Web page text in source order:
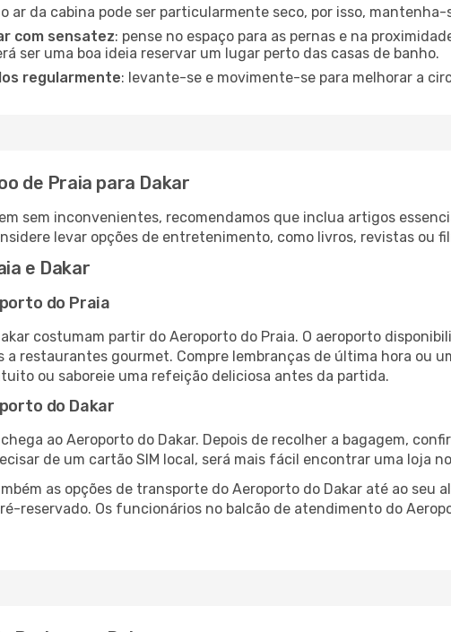
o ar da cabina pode ser particularmente seco, por isso,
com sensatez: pense no espaço para as pernas e na
ser uma boa ideia reservar um lugar perto das casas de banho.
regularmente: levante-se e movimente-se para melhorar a
de Praia para Dakar
sem inconvenientes, recomendamos que inclua artigos
levar opções de entretenimento, como livros, revistas ou
e Dakar
do Praia
costumam partir do Aeroporto do Praia. O aeroporto
a restaurantes gourmet. Compre lembranças de última hora ou
ou saboreie uma refeição deliciosa antes da partida.
do Dakar
ao Aeroporto do Dakar. Depois de recolher a bagagem,
de um cartão SIM local, será mais fácil encontrar uma loja
as opções de transporte do Aeroporto do Dakar até ao seu
reservado. Os funcionários no balcão de atendimento do